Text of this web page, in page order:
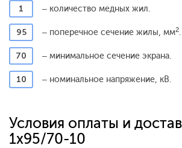
1
– количество медных жил.
95 – поперечное сечение жилы, мм2.
70 – минимальное сечение экрана.
10 – номинальное напряжение, кВ.
Условия оплаты и
1x95/70-10